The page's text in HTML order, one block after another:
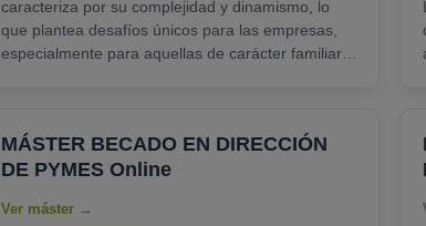
caracteriza por su complejidad y dinamismo, lo
que plantea desafíos únicos para las empresas,
especialmente para aquellas de carácter familiar.
Familiares se erige como una opción educativa
fundamental. Este programa está diseñado para
conocimientos necesarios......
MÁSTER BECADO EN DIRECCIÓN
DE PYMES Online